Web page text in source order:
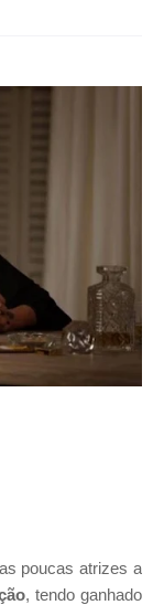
poucas atrizes a
, tendo ganhado